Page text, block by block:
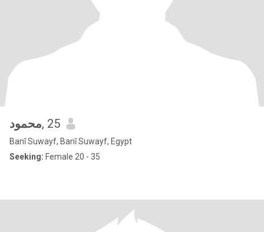
محمود, 25
Banī Suwayf, Banī Suwayf, Egypt
Seeking: Female 20 - 35